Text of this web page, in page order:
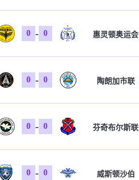
0 - 0 惠灵顿奥运会
0 - 0 陶朗加市联
0 - 0 芬奇布尔斯联
0 - 0 威斯顿沙伯